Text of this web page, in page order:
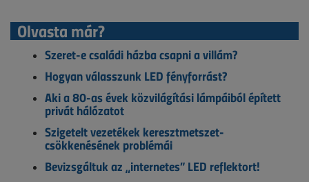
Olvasta már?
Szeret-e családi házba csapni a villám?
Hogyan válasszunk LED fényforrást?
Aki a 80-as évek közvilágítási lámpáiból épített
privát hálózatot
Szigetelt vezetékek keresztmetszet-
csökkenésének problémái
Bevizsgáltuk az „internetes” LED reflektort!